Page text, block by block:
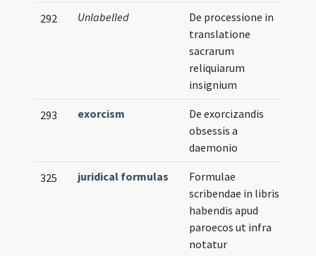
292 Unlabelled
De processione in
translatione
sacrarum
reliquiarum
insignium
293 exorcism
De exorcizandis
obsessis a
daemonio
325 juridical formulas
Formulae
scribendae in libris
habendis apud
paroecos ut infra
notatur